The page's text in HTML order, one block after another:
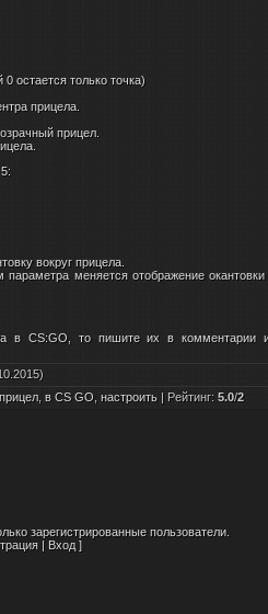
остается только точка)
прицела.
прицел.
вокруг прицела.
меняется отображение
в CS:GO, то пишите их в комментарии
прицел, в CS GO, настроить| Рейтинг: 5.0/2
зарегистрированные пользователи.
| Вход ]